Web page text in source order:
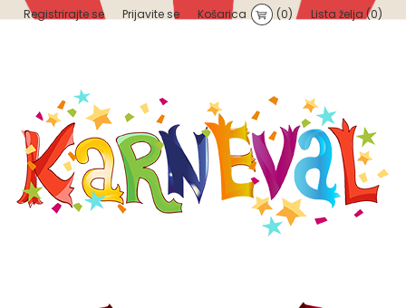
Registrirajte se Prijavite se Košarica (0) Lista želja (0)